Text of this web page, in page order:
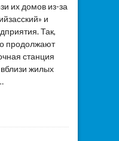
их домов из-за
и
Так,
продолжают
станция
жилых